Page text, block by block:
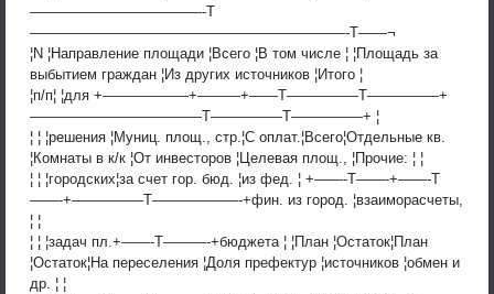
————————————-T
——————————————————————-T——¬
¦N ¦Направление площади ¦Всего ¦В том числе ¦ ¦Площадь за
выбытием граждан ¦Из других источников ¦Итого ¦
¦п/п¦ ¦для +——————+———+——T—————T—————+
————————————T—————T—————+ ¦
¦ ¦ ¦решения ¦Муниц. площ., стр.¦С оплат.¦Всего¦Отдельные кв.
¦Комнаты в к/к ¦От инвесторов ¦Целевая площ., ¦Прочие: ¦ ¦
¦ ¦ ¦городских¦за счет гор. бюд. ¦из фед. ¦ +——-T——-+——-T
——-+—————T——————-+фин. из город. ¦взаиморасчеты,
¦ ¦
¦ ¦ ¦задач пл.+——-T———-+бюджета ¦ ¦План ¦Остаток¦План
¦Остаток¦На переселения ¦Доля префектур ¦источников ¦обмен и
др. ¦ ¦